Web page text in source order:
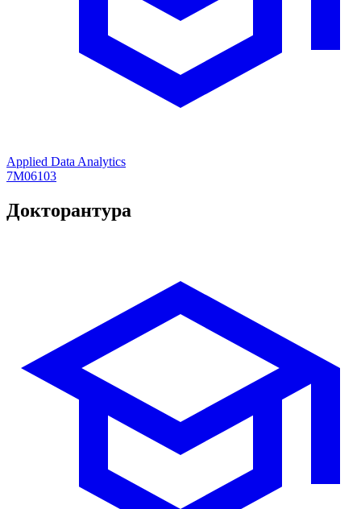
Applied Data Analytics
7M06103
Докторантура